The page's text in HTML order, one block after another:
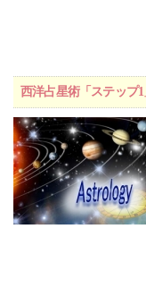
西洋占星術「ステップ